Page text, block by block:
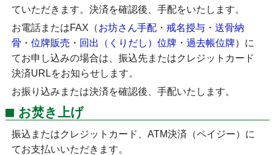
ていただきます。決済を確認後、手配をいたします。
お電話またはFAX（お坊さん手配 ・戒名授与 ・送骨納
骨 ・位牌販売 ・ 回出（くりだし）位牌 ・過去帳位牌）に
てお申し込みの場合は、振込先またはクレジットカード
決済URLをお知らせします。
お振り込みまたは決済を確認後、手配いたします。
お焚き上げ
振込またはクレジットカード、ATM決済（ペイジー）に
てお支払いいただきます。